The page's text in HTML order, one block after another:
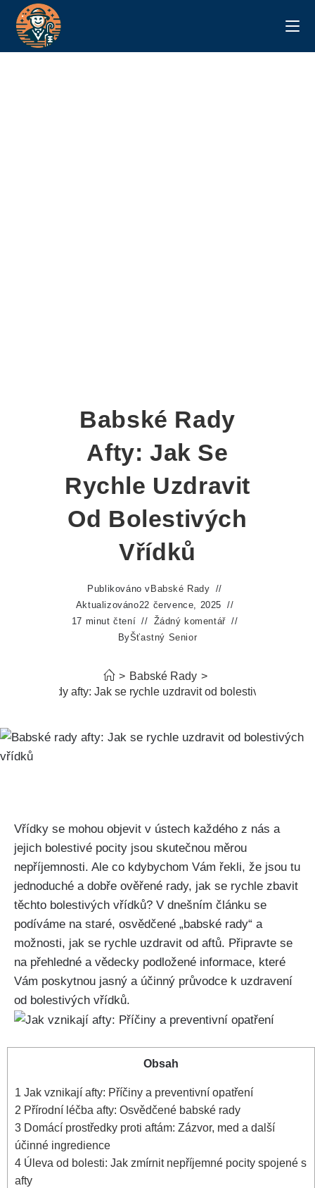
Babské Rady
Afty: Jak Se
Rychle Uzdravit
Od Bolestivých
Vřídků
Publikováno v Babské Rady
Aktualizováno22 července, 2025
17 minut čtení
Žádný komentář
ByŠťastný Senior
> Babské Rady >
Babské rady afty: Jak se rychle uzdravit od bolestivých vřídků
Vřídky se mohou objevit v ⁤ústech každého z nás a
jejich bolestivé ‍pocity jsou skutečnou měrou
nepříjemnosti. Ale co kdybychom Vám řekli,‌ že jsou tu
jednoduché⁤ a dobře ověřené rady, jak se rychle zbavit
těchto⁣ bolestivých vřídků? V dnešním⁣ článku se
podíváme na staré, osvědčené „babské⁢ rady“ a
možnosti, jak se rychle uzdravit od aftů. Připravte se‍
na ‌přehledné a vědecky podložené ⁤informace, které
Vám poskytnou jasný a účinný průvodce k uzdravení
od⁤ bolestivých vřídků.
Obsah
1 Jak vznikají afty: Příčiny a preventivní opatření
2 Přírodní léčba afty: Osvědčené babské rady
3 Domácí prostředky proti aftám:⁤ Zázvor, med a další
účinné ingredience
4 Úleva ‍od bolesti: Jak zmírnit nepříjemné pocity spojené s
afty